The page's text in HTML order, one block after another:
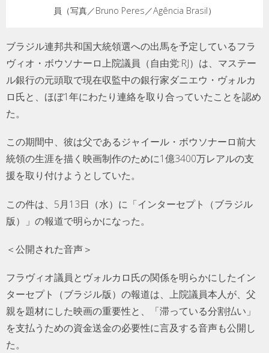
員（写真／Bruno Peres／Agência Brasil）
ブラジル連邦共和国大統領選への出馬を予定しているフラ
ヴィオ・ボウソナーロ上院議員（自由党:RJ）は、マステー
ル銀行の元頭取で現在収監中の銀行家ダニエウ・ヴォルカ
ロ氏と、ほぼ1年にわたり連絡を取り合っていたことを認め
た。
この期間中、彼は父であるジャイール・ボウソナーロ前大
統領の生涯を描く映画制作のために1億3400万レアルの支
援を取り付けようとしていた。
この件は、5月13日（水）に「インターセプト（ブラジル
版）」の報道で明らかになった。
＜公開された音声＞
フラヴィオ議員とヴォルカロ氏の関係を明らかにしたイン
ターセプト（ブラジル版）の報道は、上院議員本人が、父
親を題材にした映画の重要性と、「滞っている分割払い」
を支払うための資金送金の必要性に言及する音声も公開し
た。